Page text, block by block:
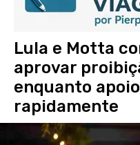
Lula e Motta
aprovar
enquanto
rapidamente